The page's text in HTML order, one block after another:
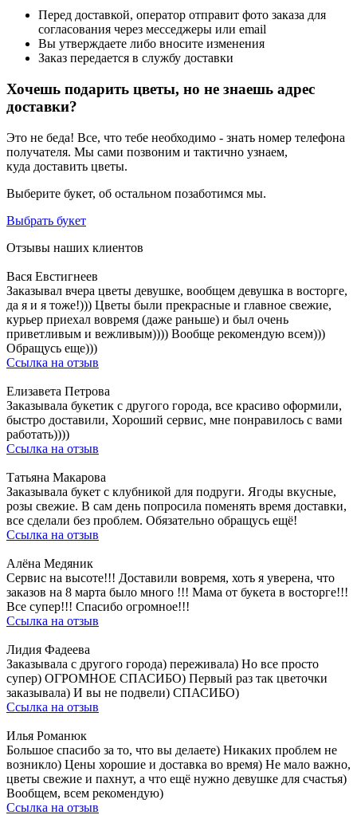
Перед доставкой, оператор отправит фото заказа для
согласования через месседжеры или email
Вы утверждаете либо вносите изменения
Заказ передается в службу доставки
Хочешь подарить цветы, но не знаешь адрес
доставки?
Это не беда! Все, что тебе необходимо - знать номер телефона
получателя. Мы сами позвоним и тактично узнаем,
куда доставить цветы.
Выберите букет, об остальном позаботимся мы.
Выбрать букет
Отзывы наших клиентов
Вася Евстигнеев
Заказывал вчера цветы девушке, вообщем девушка в восторге,
да я и я тоже!))) Цветы были прекрасные и главное свежие,
курьер приехал вовремя (даже раньше) и был очень
приветливым и вежливым)))) Вообще рекомендую всем)))
Обращусь еще)))
Ссылка на отзыв
Елизавета Петрова
Заказывала букетик с другого города, все красиво оформили,
быстро доставили, Хороший сервис, мне понравилось с вами
работать))))
Ссылка на отзыв
Татьяна Макарова
Заказывала букет с клубникой для подруги. Ягоды вкусные,
розы свежие. В сам день попросила поменять время доставки,
все сделали без проблем. Обязательно обращусь ещё!
Ссылка на отзыв
Алёна Медяник
Сервис на высоте!!! Доставили вовремя, хоть я уверена, что
заказов на 8 марта было много !!! Мама от букета в восторге!!!
Все супер!!! Спасибо огромное!!!
Ссылка на отзыв
Лидия Фадеева
Заказывала с другого города) переживала) Но все просто
супер) ОГРОМНОЕ СПАСИБО) Первый раз так цветочки
заказывала) И вы не подвели) СПАСИБО)
Ссылка на отзыв
Илья Романюк
Большое спасибо за то, что вы делаете) Никаких проблем не
возникло) Цены хорошие и доставка во время) Не мало важно,
цветы свежие и пахнут, а что ещё нужно девушке для счастья)
Вообщем, всем рекомендую)
Ссылка на отзыв